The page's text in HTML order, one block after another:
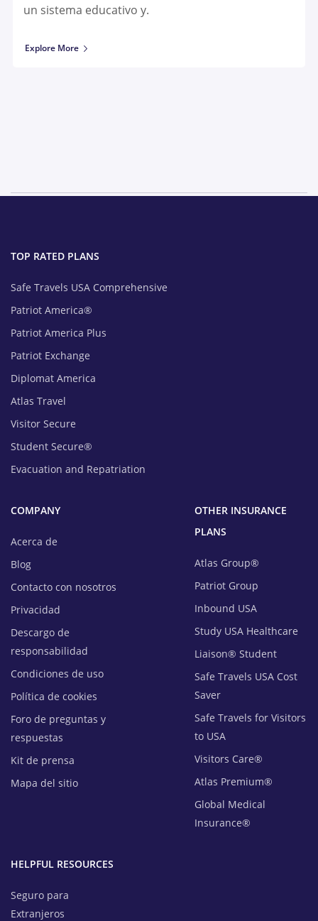
un sistema educativo y.
Explore More
TOP RATED PLANS
Safe Travels USA Comprehensive
Patriot America®
Patriot America Plus
Patriot Exchange
Diplomat America
Atlas Travel
Visitor Secure
Student Secure®
Evacuation and Repatriation
OTHER INSURANCE
PLANS
Atlas Group®
Patriot Group
Inbound USA
Study USA Healthcare
Liaison® Student
Safe Travels USA Cost
Saver
Safe Travels for Visitors
to USA
Visitors Care®
Atlas Premium®
Global Medical
Insurance®
COMPANY
Acerca de
Blog
Contacto con nosotros
Privacidad
Descargo de
responsabilidad
Condiciones de uso
Política de cookies
Foro de preguntas y
respuestas
Kit de prensa
Mapa del sitio
HELPFUL RESOURCES
Seguro para
Extranjeros